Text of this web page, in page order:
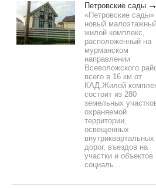
Петровские сады
«Петровские
новый
жилой комплекс,
расположенный на
мурманском
направлении
Всеволожского
всего в 16 км от
КАД.Жилой
состоит из 280
земельных
охраняемой
территории,
освещенных
внутриквартальных
дорог, въездов на
участки и объектов
социаль...